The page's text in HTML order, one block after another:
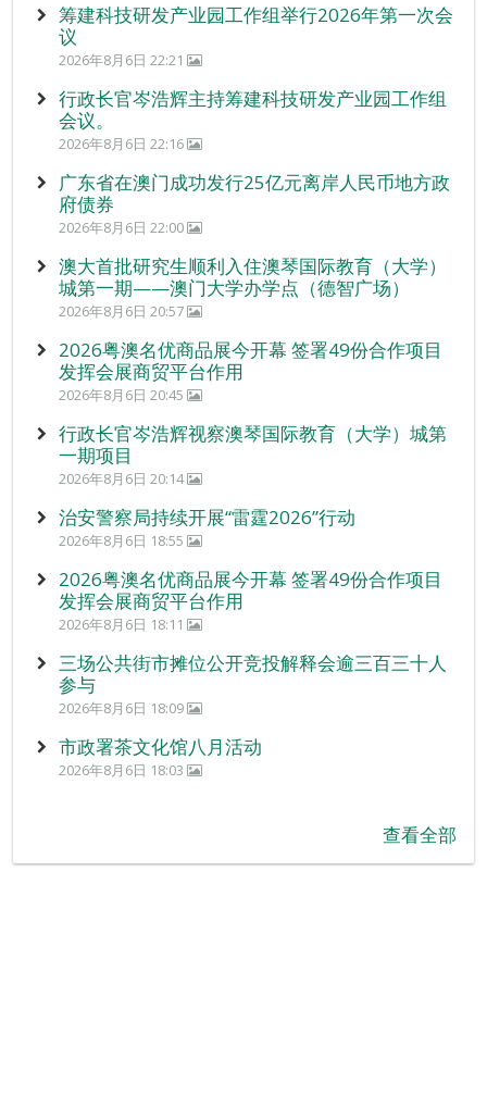
筹建科技研发产业园工作组举行2026年第一次会
议
2026年8月6日 22:21
行政长官岑浩辉主持筹建科技研发产业园工作组
会议。
2026年8月6日 22:16
广东省在澳门成功发行25亿元离岸人民币地方政
府债券
2026年8月6日 22:00
澳大首批研究生顺利入住澳琴国际教育（大学）
城第一期——澳门大学办学点（德智广场）
2026年8月6日 20:57
2026粤澳名优商品展今开幕 签署49份合作项目
发挥会展商贸平台作用
2026年8月6日 20:45
行政长官岑浩辉视察澳琴国际教育（大学）城第
一期项目
2026年8月6日 20:14
治安警察局持续开展“雷霆2026”行动
2026年8月6日 18:55
2026粤澳名优商品展今开幕 签署49份合作项目
发挥会展商贸平台作用
2026年8月6日 18:11
三场公共街市摊位公开竞投解释会逾三百三十人
参与
2026年8月6日 18:09
市政署茶文化馆八月活动
2026年8月6日 18:03
查看全部